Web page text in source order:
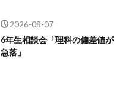
2026-08-07
6年生相談会「理科の偏差値が
急落」